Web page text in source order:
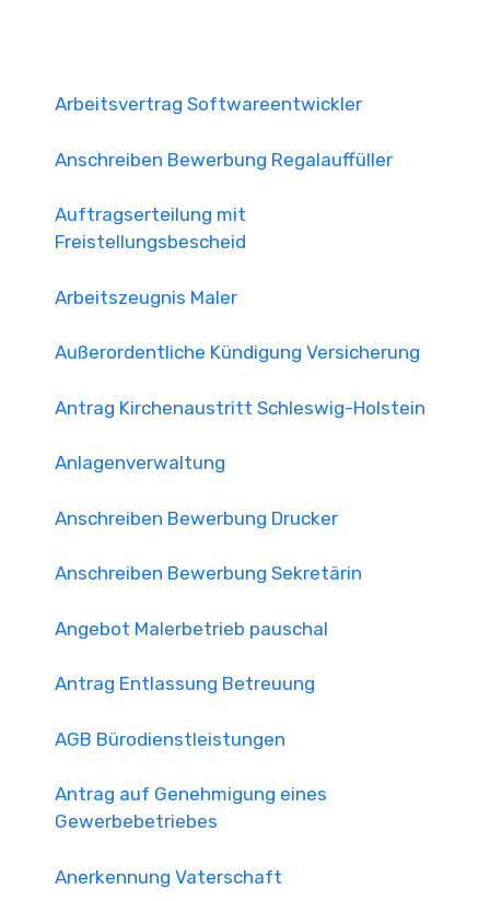
Arbeitsvertrag Softwareentwickler
Anschreiben Bewerbung Regalauffüller
Auftragserteilung mit
Freistellungsbescheid
Arbeitszeugnis Maler
Außerordentliche Kündigung Versicherung
Antrag Kirchenaustritt Schleswig-Holstein
Anlagenverwaltung
Anschreiben Bewerbung Drucker
Anschreiben Bewerbung Sekretärin
Angebot Malerbetrieb pauschal
Antrag Entlassung Betreuung
AGB Bürodienstleistungen
Antrag auf Genehmigung eines
Gewerbebetriebes
Anerkennung Vaterschaft